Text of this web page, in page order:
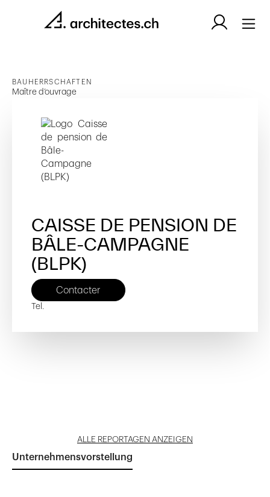
BAUHERRSCHAFTEN
Maître d’ouvrage
CAISSE DE PENSION DE
BÂLE-CAMPAGNE
(BLPK)
Contacter
Tel.
ALLE REPORTAGEN ANZEIGEN
Unternehmensvorstellung